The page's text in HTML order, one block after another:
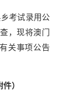
考试录用公
，现将澳门
关事项公告
）